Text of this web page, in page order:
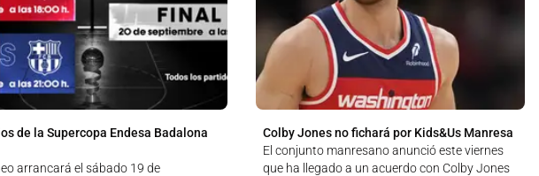
de la Supercopa Endesa Badalona
arrancará el sábado 19 de
Colby Jones no fichará por Kids&Us Manresa
El conjunto manresano anunció este viernes
que ha llegado a un acuerdo con Colby Jones